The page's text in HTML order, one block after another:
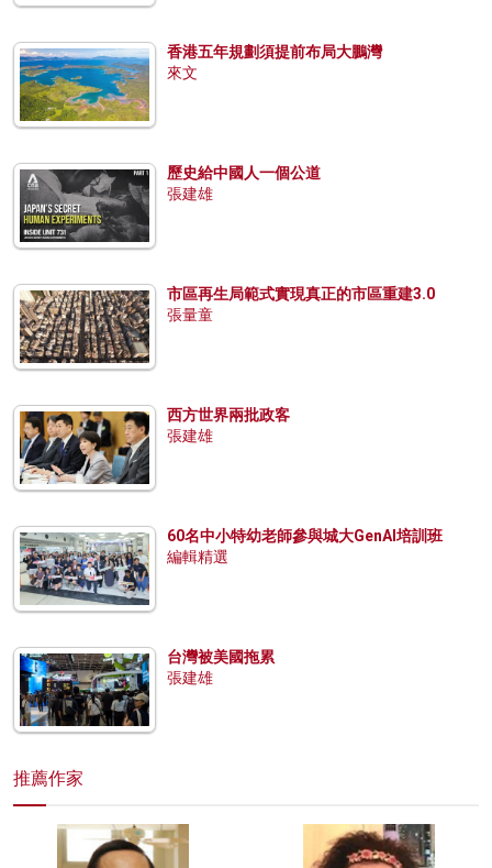
香港五年規劃須提前布局大鵬灣
來文
歷史給中國人一個公道
張建雄
市區再生局範式實現真正的市區重建3.0
張量童
西方世界兩批政客
張建雄
60名中小特幼老師參與城大GenAI培訓班
編輯精選
台灣被美國拖累
張建雄
推薦作家